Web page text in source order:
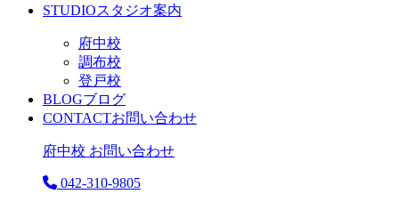
STUDIOスタジオ案内
府中校
調布校
登戸校
BLOGブログ
CONTACTお問い合わせ
府中校 お問い合わせ
042-310-9805